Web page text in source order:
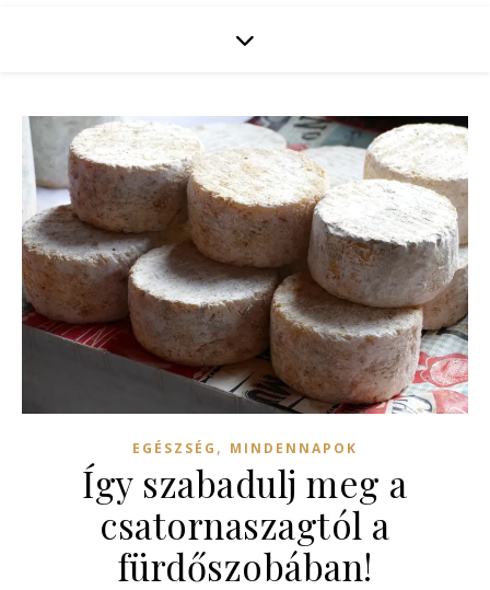
EGÉSZSÉG , MINDENNAPOK
Így szabadulj meg a
csatornaszagtól a
fürdőszobában!